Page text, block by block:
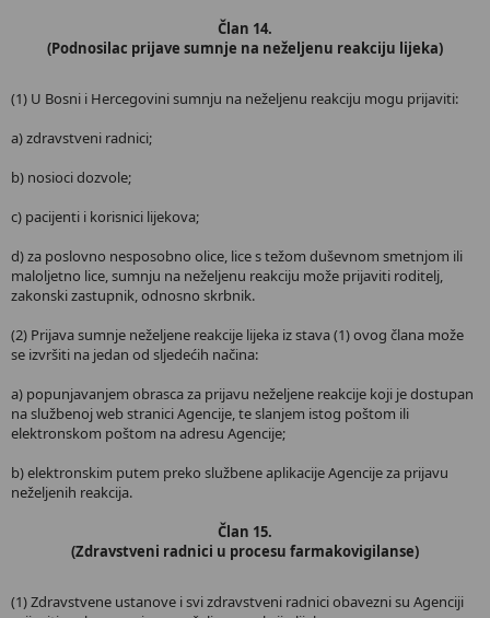
Član 14.
(Podnosilac prijave sumnje na neželjenu reakciju lijeka)
(1) U Bosni i Hercegovini sumnju na neželjenu reakciju mogu prijaviti:
a) zdravstveni radnici;
b) nosioci dozvole;
c) pacijenti i korisnici lijekova;
d) za poslovno nesposobno olice, lice s težom duševnom smetnjom ili
maloljetno lice, sumnju na neželjenu reakciju može prijaviti roditelj,
zakonski zastupnik, odnosno skrbnik.
(2) Prijava sumnje neželjene reakcije lijeka iz stava (1) ovog člana može
se izvršiti na jedan od sljedećih načina:
a) popunjavanjem obrasca za prijavu neželjene reakcije koji je dostupan
na službenoj web stranici Agencije, te slanjem istog poštom ili
elektronskom poštom na adresu Agencije;
b) elektronskim putem preko službene aplikacije Agencije za prijavu
neželjenih reakcija.
Član 15.
(Zdravstveni radnici u procesu farmakovigilanse)
(1) Zdravstvene ustanove i svi zdravstveni radnici obavezni su Agenciji